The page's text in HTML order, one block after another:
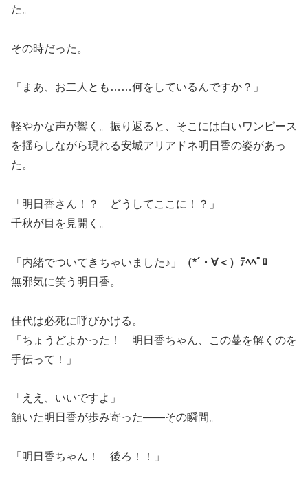
た。
その時だった。
「まあ、お二人とも……何をしているんですか？」
軽やかな声が響く。振り返ると、そこには白いワンピース
を揺らしながら現れる安城アリアドネ明日香の姿があっ
た。
「明日香さん！？ どうしてここに！？」
千秋が目を見開く。
「内緒でついてきちゃいました♪」
（*´・∀＜）ﾃﾍﾍﾟﾛ
無邪気に笑う明日香。
佳代は必死に呼びかける。
「ちょうどよかった！ 明日香ちゃん、この蔓を解くのを
手伝って！」
「ええ、いいですよ」
頷いた明日香が歩み寄った――その瞬間。
「明日香ちゃん！ 後ろ！！」